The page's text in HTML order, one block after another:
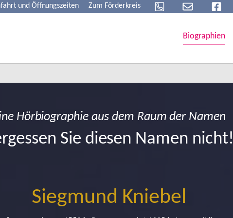
und Öffnungszeiten Zum Förderkreis
Biographien
Hörbiographie aus dem Raum der Namen
Sie diesen Namen nicht!
Siegmund Kniebel